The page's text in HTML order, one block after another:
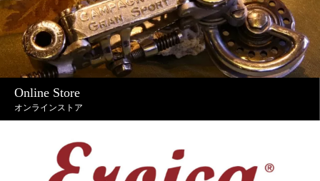
Online Store
オンラインストア